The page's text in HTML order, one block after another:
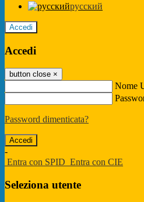
русский
Accedi
Accedi
button close ×
Nome
Password dimenticata?
-
Entra con SPID Entra con CIE
Seleziona utente